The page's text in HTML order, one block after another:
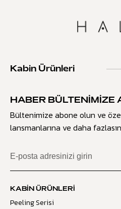
Kabin Ürünleri
HABER BÜLTENIMIZE
Bültenimize abone olun ve
lansmanlarına ve daha
KABIN ÜRÜNLERI
Peeling Serisi